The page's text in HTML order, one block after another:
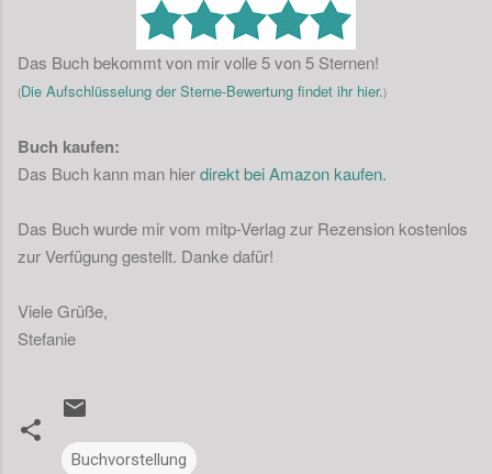
Das Buch bekommt von mir volle 5 von 5 Sternen!
(Die Aufschlüsselung der Sterne-Bewertung findet ihr hier.)
Buch kaufen:
Das Buch kann man hierdirekt bei Amazon kaufen.
Das Buch wurde mir vom mitp-Verlag zur Rezension kostenlos
zur Verfügung gestellt. Danke dafür!
Viele Grüße,
Stefanie
Buchvorstellung